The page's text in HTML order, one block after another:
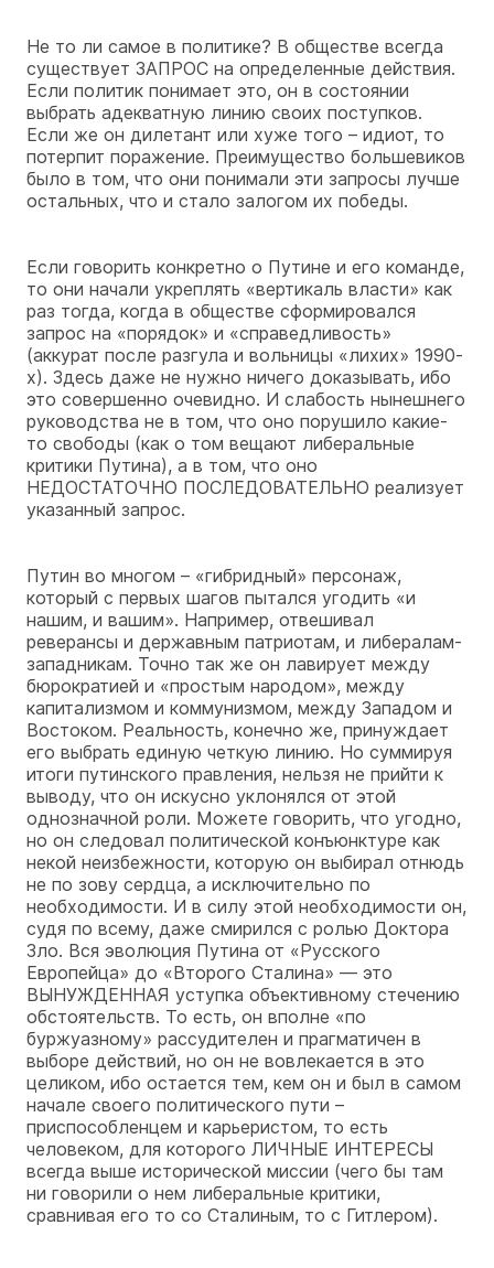
Не то ли самое в политике? В обществе всегда
существует ЗАПРОС на определенные действия.
Если политик понимает это, он в состоянии
выбрать адекватную линию своих поступков.
Если же он дилетант или хуже того – идиот, то
потерпит поражение. Преимущество большевиков
было в том, что они понимали эти запросы лучше
остальных, что и стало залогом их победы.
Если говорить конкретно о Путине и его команде,
то они начали укреплять «вертикаль власти» как
раз тогда, когда в обществе сформировался
запрос на «порядок» и «справедливость»
(аккурат после разгула и вольницы «лихих» 1990-
х). Здесь даже не нужно ничего доказывать, ибо
это совершенно очевидно. И слабость нынешнего
руководства не в том, что оно порушило какие-
то свободы (как о том вещают либеральные
критики Путина), а в том, что оно
НЕДОСТАТОЧНО ПОСЛЕДОВАТЕЛЬНО реализует
указанный запрос.
Путин во многом – «гибридный» персонаж,
который с первых шагов пытался угодить «и
нашим, и вашим». Например, отвешивал
реверансы и державным патриотам, и либералам-
западникам. Точно так же он лавирует между
бюрократией и «простым народом», между
капитализмом и коммунизмом, между Западом и
Востоком. Реальность, конечно же, принуждает
его выбрать единую четкую линию. Но суммируя
итоги путинского правления, нельзя не прийти к
выводу, что он искусно уклонялся от этой
однозначной роли. Можете говорить, что угодно,
но он следовал политической конъюнктуре как
некой неизбежности, которую он выбирал отнюдь
не по зову сердца, а исключительно по
необходимости. И в силу этой необходимости он,
судя по всему, даже смирился с ролью Доктора
Зло. Вся эволюция Путина от «Русского
Европейца» до «Второго Сталина» — это
ВЫНУЖДЕННАЯ уступка объективному стечению
обстоятельств. То есть, он вполне «по
буржуазному» рассудителен и прагматичен в
выборе действий, но он не вовлекается в это
целиком, ибо остается тем, кем он и был в самом
начале своего политического пути –
приспособленцем и карьеристом, то есть
человеком, для которого ЛИЧНЫЕ ИНТЕРЕСЫ
всегда выше исторической миссии (чего бы там
ни говорили о нем либеральные критики,
сравнивая его то со Сталиным, то с Гитлером).